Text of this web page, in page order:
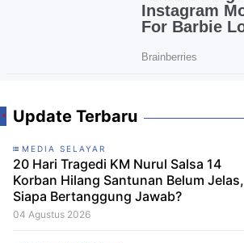
Update Terbaru
MEDIA SELAYAR
20 Hari Tragedi KM Nurul Salsa 14
Korban Hilang Santunan Belum Jelas,
Siapa Bertanggung Jawab?
04 Agustus 2026